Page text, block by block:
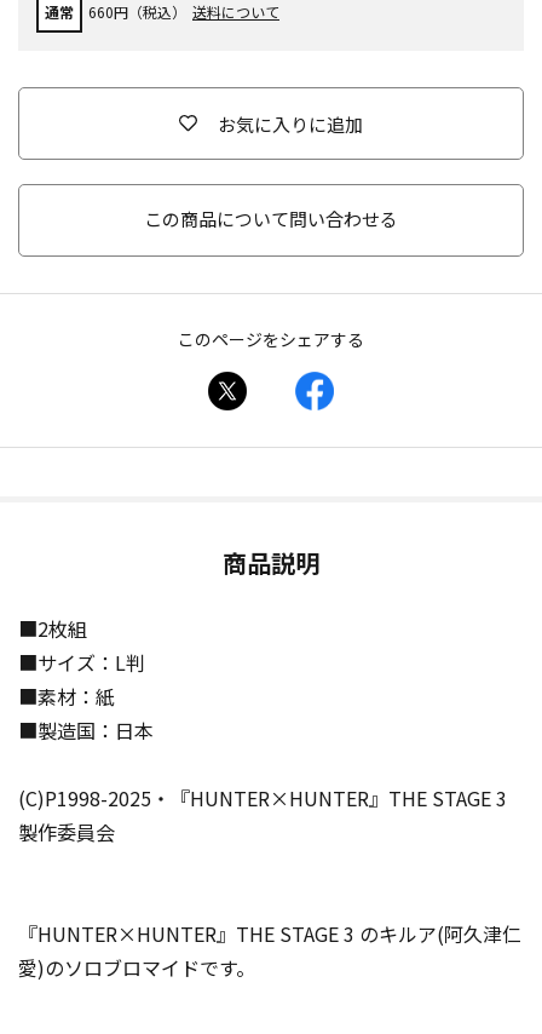
通常 660円（税込） 送料について
お気に入りに追加
この商品について問い合わせる
このページをシェアする
商品説明
■2枚組
■サイズ：L判
■素材：紙
■製造国：日本
(C)P1998-2025・『HUNTER×HUNTER』THE STAGE 3
製作委員会
『HUNTER×HUNTER』THE STAGE 3 のキルア(阿久津仁
愛)のソロブロマイドです。